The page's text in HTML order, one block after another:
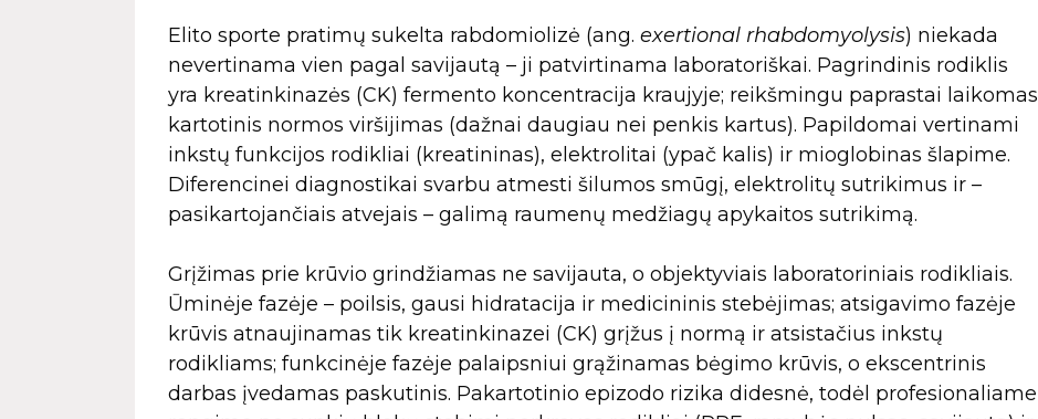
Elito sporte pratimų sukelta rabdomiolizė (ang. exertional rhabdomyolysis) niekada
nevertinama vien pagal savijautą – ji patvirtinama laboratoriškai. Pagrindinis rodiklis
yra kreatinkinazės (CK) fermento koncentracija kraujyje; reikšmingu paprastai laikomas
kartotinis normos viršijimas (dažnai daugiau nei penkis kartus). Papildomai vertinami
inkstų funkcijos rodikliai (kreatininas), elektrolitai (ypač kalis) ir mioglobinas šlapime.
Diferencinei diagnostikai svarbu atmesti šilumos smūgį, elektrolitų sutrikimus ir –
pasikartojančiais atvejais – galimą raumenų medžiagų apykaitos sutrikimą.
Grįžimas prie krūvio grindžiamas ne savijauta, o objektyviais laboratoriniais rodikliais.
Ūminėje fazėje – poilsis, gausi hidratacija ir medicininis stebėjimas; atsigavimo fazėje
krūvis atnaujinamas tik kreatinkinazei (CK) grįžus į normą ir atsistačius inkstų
rodikliams; funkcinėje fazėje palaipsniui grąžinamas bėgimo krūvis, o ekscentrinis
darbas įvedamas paskutinis. Pakartotinio epizodo rizika didesnė, todėl profesionaliame